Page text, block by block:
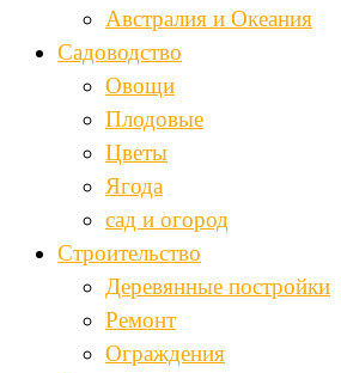
Австралия и Океания
Садоводство
Овощи
Плодовые
Цветы
Ягода
сад и огород
Строительство
Деревянные постройки
Ремонт
Ограждения